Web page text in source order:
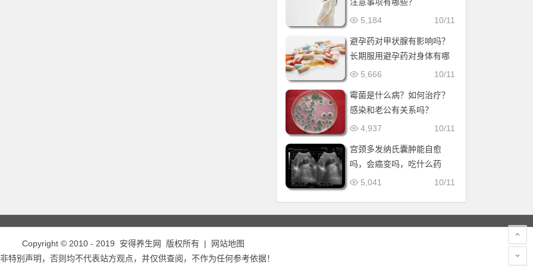
10/11
5,184
避孕药对甲状腺有影响吗？
长期服用避孕药对身体有哪
些副作用？
10/11
5,666
霉菌是什么病？如何治疗？
感染和老公有关系吗？
10/11
4,937
宫颈多发纳氏囊肿能自愈
吗，会癌变吗，吃什么药
好？
10/11
5,041
Copyright © 2010 - 2019 安得养生网 版权所有 |
网站地图
特别声明，否则均不代表站方观点，并仅供查阅，不作为任何参考依据！